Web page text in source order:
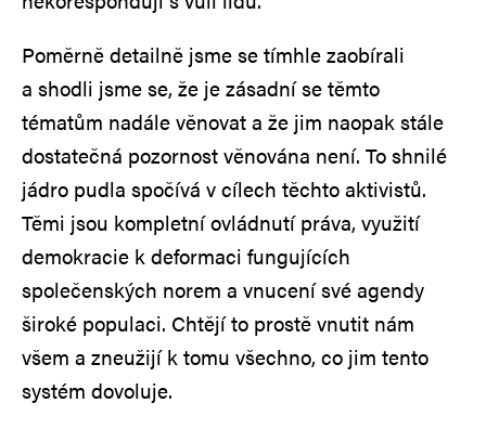
Poměrně detailně jsme se tímhle zaobírali
a shodli jsme se, že je zásadní se těmto
tématům nadále věnovat a že jim naopak stále
dostatečná pozornost věnována není. To shnilé
jádro pudla spočívá v cílech těchto aktivistů.
Těmi jsou kompletní ovládnutí práva, využití
demokracie k deformaci fungujících
společenských norem a vnucení své agendy
široké populaci. Chtějí to prostě vnutit nám
všem a zneužijí k tomu všechno, co jim tento
systém dovoluje.